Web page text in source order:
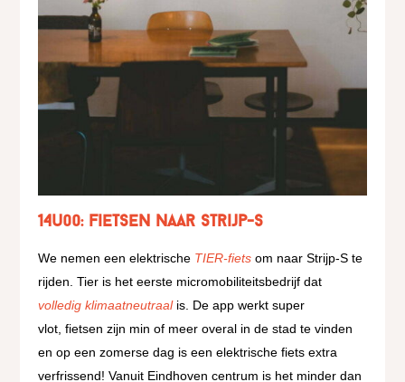
14u00: fietsen naar Strijp-S
We nemen een elektrische TIER-fiets om naar Strijp-S te
rijden. Tier is het eerste micromobiliteitsbedrijf dat
volledig klimaatneutraalis. De app werkt super
vlot, fietsen zijn min of meer overal in de stad te vinden
en op een zomerse dag is een elektrische fiets extra
verfrissend! Vanuit Eindhoven centrum is het minder dan